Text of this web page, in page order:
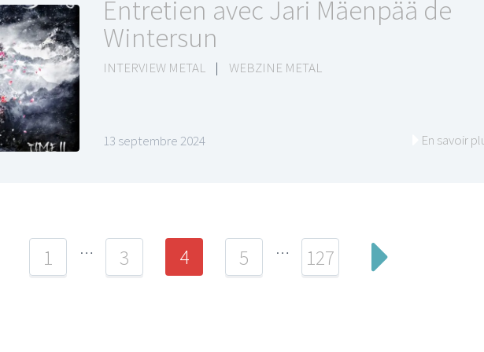
Entretien avec Jari Mäenpää de
Wintersun
INTERVIEW METAL | WEBZINE METAL
13 septembre 2024 En savoir
1 … 3 4 5 … 127